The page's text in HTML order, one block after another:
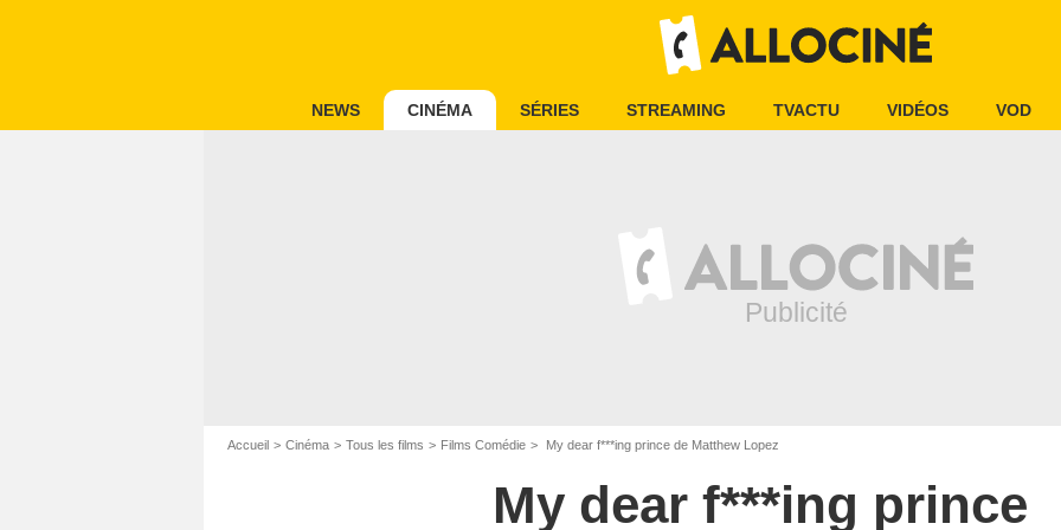
NEWS CINÉMA SÉRIES STREAMING TVACTU VIDÉOS VOD
Accueil Cinéma Tous les films Films Comédie My dear f***ing prince de Matthew Lopez
My dear f***ing prince